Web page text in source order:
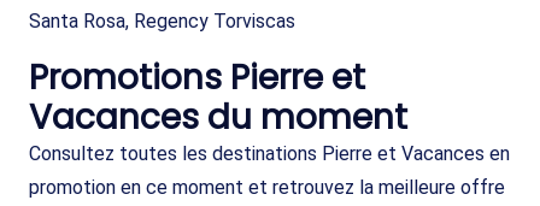
Santa Rosa, Regency Torviscas
Promotions Pierre et
Vacances du moment
Consultez toutes les destinations Pierre et Vacances en
promotion en ce moment et retrouvez la meilleure offre